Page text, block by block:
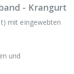
- Krangurt
mit eingewebten
und